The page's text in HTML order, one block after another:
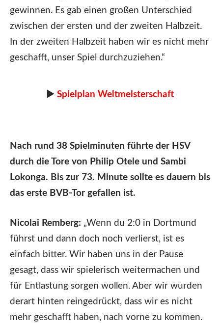
gewinnen. Es gab einen großen Unterschied
zwischen der ersten und der zweiten Halbzeit.
In der zweiten Halbzeit haben wir es nicht mehr
geschafft, unser Spiel durchzuziehen.“
► Spielplan Weltmeisterschaft
Nach rund 38 Spielminuten führte der HSV
durch die Tore von Philip Otele und Sambi
Lokonga. Bis zur 73. Minute sollte es dauern bis
das erste BVB-Tor gefallen ist.
Nicolai Remberg: „Wenn du 2:0 in Dortmund
führst und dann doch noch verlierst, ist es
einfach bitter. Wir haben uns in der Pause
gesagt, dass wir spielerisch weitermachen und
für Entlastung sorgen wollen. Aber wir wurden
derart hinten reingedrückt, dass wir es nicht
mehr geschafft haben, nach vorne zu kommen.